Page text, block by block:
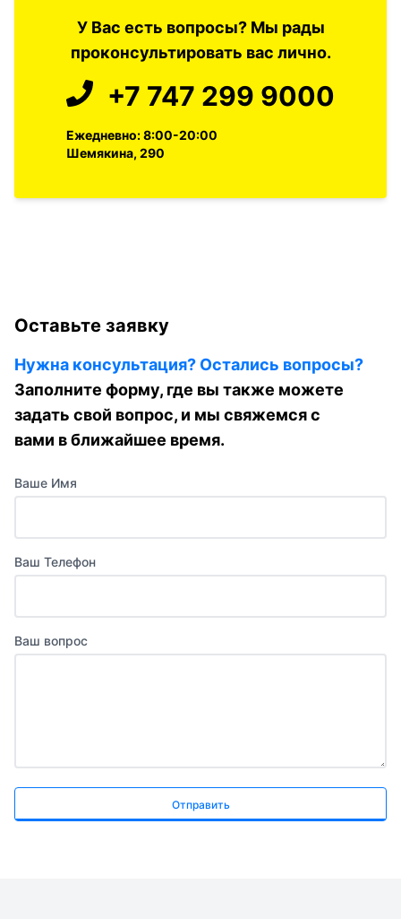
У Вас есть вопросы? Мы рады
проконсультировать вас лично.
+7 747 299 9000
Ежедневно: 8:00-20:00
Шемякина, 290
Оставьте заявку
Нужна консультация? Остались вопросы?
Заполните форму, где вы также можете
задать свой вопрос, и мы свяжемся с
вами в ближайшее время.
Ваше Имя
Ваш Телефон
Ваш вопрос
Отправить